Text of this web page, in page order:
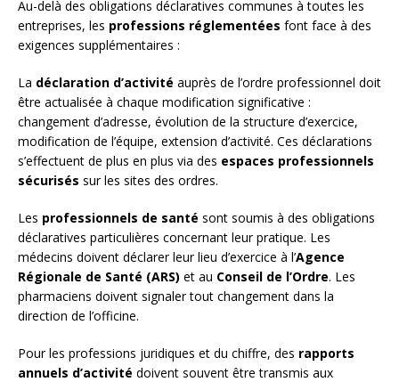
Au-delà des obligations déclaratives communes à toutes les
entreprises, les professions réglementées font face à des
exigences supplémentaires :
La déclaration d’activité auprès de l’ordre professionnel doit
être actualisée à chaque modification significative :
changement d’adresse, évolution de la structure d’exercice,
modification de l’équipe, extension d’activité. Ces déclarations
s’effectuent de plus en plus via des espaces professionnels
sécurisés sur les sites des ordres.
Les professionnels de santé sont soumis à des obligations
déclaratives particulières concernant leur pratique. Les
médecins doivent déclarer leur lieu d’exercice à l’Agence
Régionale de Santé (ARS) et au Conseil de l’Ordre. Les
pharmaciens doivent signaler tout changement dans la
direction de l’officine.
Pour les professions juridiques et du chiffre, des rapports
annuels d’activité doivent souvent être transmis aux